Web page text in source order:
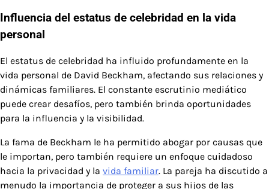
Influencia del estatus de celebridad en la vida
personal
El estatus de celebridad ha influido profundamente en la
vida personal de David Beckham, afectando sus relaciones y
dinámicas familiares. El constante escrutinio mediático
puede crear desafíos, pero también brinda oportunidades
para la influencia y la visibilidad.
La fama de Beckham le ha permitido abogar por causas que
le importan, pero también requiere un enfoque cuidadoso
hacia la privacidad y la vida familiar. La pareja ha discutido a
menudo la importancia de proteger a sus hijos de las